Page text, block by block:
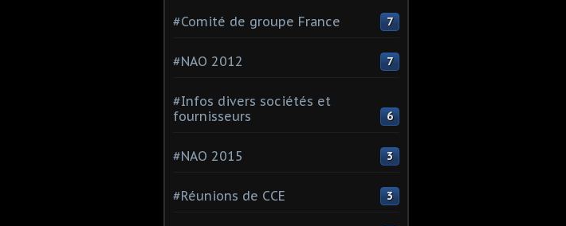
#Comité de groupe France 7
#NAO 2012 7
#Infos divers sociétés et
fournisseurs
6
#NAO 2015 3
#Réunions de CCE 3